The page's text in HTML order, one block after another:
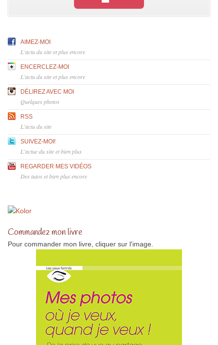
AIMEZ-MOI
L'actu du site et plus encore
ENCERCLEZ-MOI
L'actu du site et plus encore
DÉLIREZ AVEC MOI
Quelques photos
RSS
L'actu du site
SUIVEZ-MOI!
L'actue du site et bien plus
REGARDER MES VIDÉOS
Des tutos et bien plus encore
Commandez mon livre
Pour commander mon livre, cliquer sur l'image.